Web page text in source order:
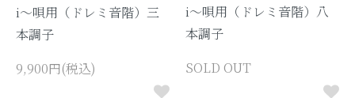
i～唄用（ドレミ音階）三
本調子
9,900円(税込)
i～唄用（ドレミ音階）八
本調子
SOLD OUT